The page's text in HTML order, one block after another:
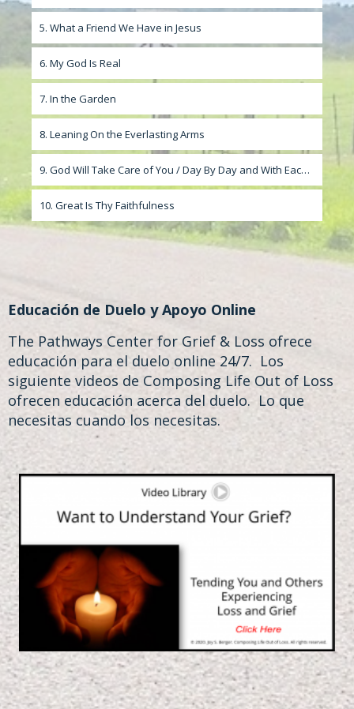
5. What a Friend We Have in Jesus
6. My God Is Real
7. In the Garden
8. Leaning On the Everlasting Arms
9. God Will Take Care of You / Day By Day and With Each Passing Moment
10. Great Is Thy Faithfulness
Educación de Duelo y Apoyo Online
The Pathways Center for Grief & Loss ofrece
educación para el duelo online 24/7. Los
siguiente videos de Composing Life Out of Loss
ofrecen educación acerca del duelo. Lo que
necesitas cuando los necesitas.